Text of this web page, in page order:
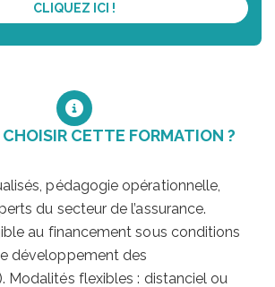
CLIQUEZ ICI !
CETTE FORMATION ?
pédagogie opérationnelle,
du secteur de l’assurance.
au financement sous conditions
développement des
Modalités flexibles : distanciel ou